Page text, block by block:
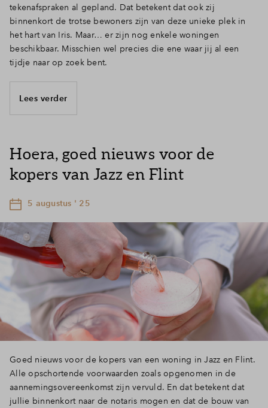
Inloggen
tekenafspraken al gepland. Dat betekent dat ook zij
binnenkort de trotse bewoners zijn van deze unieke plek in
het hart van Iris. Maar… er zijn nog enkele woningen
beschikbaar. Misschien wel precies die ene waar jij al een
tijdje naar op zoek bent.
Lees verder
Hoera, goed nieuws voor de
kopers van Jazz en Flint
5 augustus ' 25
Goed nieuws voor de kopers van een woning in Jazz en Flint.
Alle opschortende voorwaarden zoals opgenomen in de
aannemingsovereenkomst zijn vervuld. En dat betekent dat
jullie binnenkort naar de notaris mogen en dat de bouw van